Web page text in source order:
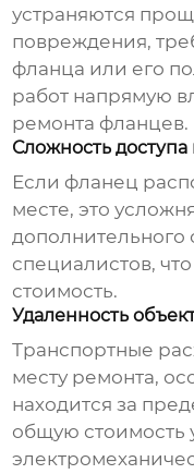
устраняются
повреждения,
фланца или его
работ напрямую
ремонта фланцев.
Сложность
Если фланец
месте, это
дополнительного
специалистов,
стоимость.
Удаленность
Транспортные
месту ремонта,
находится за
общую стоимость